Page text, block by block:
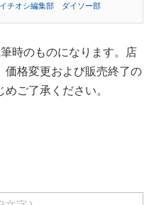
イチオシ編集部 ダイソー部
時のものになります。店
価格変更および販売終了の
ご了承ください。